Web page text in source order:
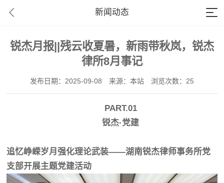
新闻动态
锐杰月报||残云收夏暑，新雨带秋岚，锐杰
律所8月事记
发布日期：2025-09-08 来源：本站 浏览次数：25
PART.01
锐杰·党建
追忆峥嵘岁月强化理论武装——湖南锐杰律师事务所党
支部开展主题党建活动